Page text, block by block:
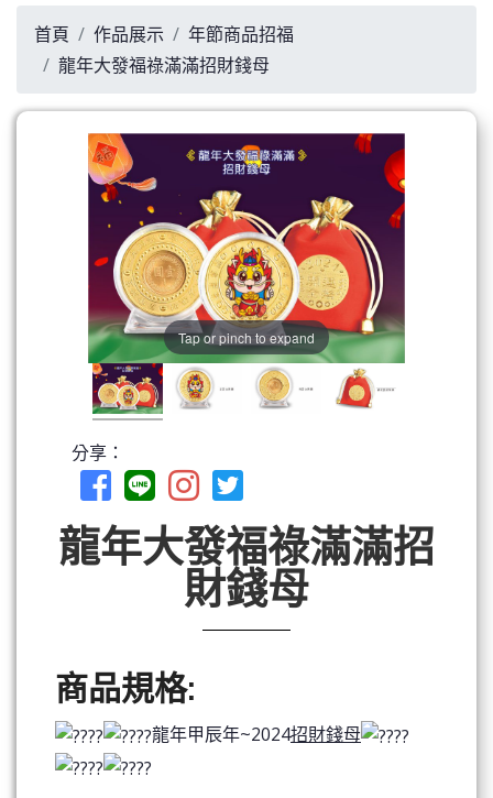
首頁 作品展示
年節商品招福
龍年大發福祿滿滿招財錢母
Tap or pinch to expand
分享：
龍年大發福祿滿滿招
財錢母
商品規格:
龍年甲辰年~2024招財錢母